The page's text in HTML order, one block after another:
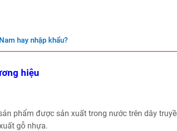
hay nhập khẩu?
hiệu
phẩm được sản xuất trong nước trên dây
gỗ nhựa.